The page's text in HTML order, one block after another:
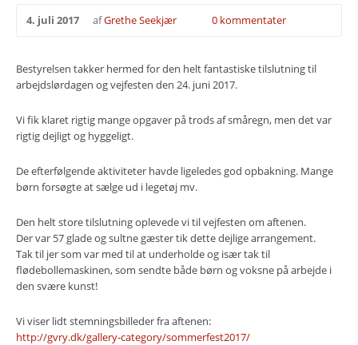
4. juli 2017 afGrethe Seekjær 0 kommentater
Bestyrelsen takker hermed for den helt fantastiske tilslutning til
arbejdslørdagen og vejfesten den 24. juni 2017.
Vi fik klaret rigtig mange opgaver på trods af småregn, men det var
rigtig dejligt og hyggeligt.
De efterfølgende aktiviteter havde ligeledes god opbakning. Mange
børn forsøgte at sælge ud i legetøj mv.
Den helt store tilslutning oplevede vi til vejfesten om aftenen.
Der var 57 glade og sultne gæster tik dette dejlige arrangement.
Tak til jer som var med til at underholde og især tak til
flødebollemaskinen, som sendte både børn og voksne på arbejde i
den svære kunst!
Vi viser lidt stemningsbilleder fra aftenen:
http://gvry.dk/gallery-category/sommerfest2017/